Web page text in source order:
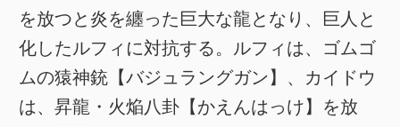
を放つと炎を纏った巨大な龍となり、巨人と
化したルフィに対抗する。ルフィは、ゴムゴ
ムの猿神銃【バジュラングガン】、カイドウ
は、昇龍・火焔八卦【かえんはっけ】を放